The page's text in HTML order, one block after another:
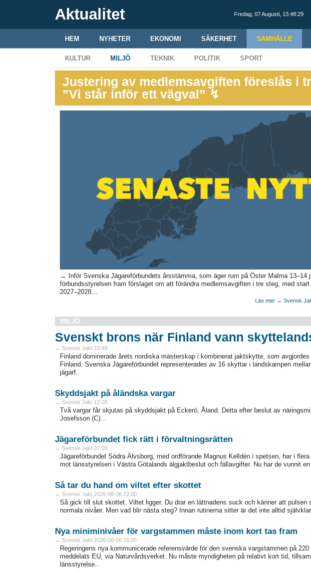
Aktualitet Fredag, 07 Augusti, 13:48:30
HEM NYHETER EKONOMI SÄKERHET SAMHÄLLE
KULTUR MILJÖ TEKNIK POLITIK SPORT
Justering av medlemsavgiften föreslås i
”Vi står inför ett vägval” ↯
→ Inför Svenska Jägareförbundets årsstämma, som äger rum på Öster Malma 13–14
förbundsstyrelsen fram förslaget om att förändra medlemsavgiften i tre steg, med start
2027–2028...
Läs mer → Svensk
MILJÖ
Svenskt brons när Finland vann
→ Svensk Jakt 10:48
Finland dominerade årets nordiska mästerskap i kombinerat jaktskytte, som
Finland. Svenska Jägareförbundet representerades av 16 skyttar i landskampen
jägarf..
Skyddsjakt på åländska vargar
→ Svensk Jakt 10:28
Två vargar får skjutas på skyddsjakt på Eckerö, Åland. Detta efter beslut av
Josefsson (C)...
Jägareförbundet fick rätt i förvaltningsrätten
→ Svensk Jakt 07:00
Jägareförbundet Södra Älvsborg, med ordförande Magnus Kelldén i spetsen, har i
mot länsstyrelsen i Västra Götalands älgjaktbeslut och fällavgifter. Nu har de vunnit en
Så tar du hand om viltet efter skottet
→ Svensk Jakt 2026-08-06 22:00
Så gick till slut skottet. Viltet ligger. Du drar en lättnadens suck och känner att pulsen
normala nivåer. Men vad blir ­nästa steg? Innan rutinerna sitter är det inte alltid
Nya miniminivåer för vargstammen måste inom kort tas fram
→ Svensk Jakt 2026-08-06 15:05
Regeringens nya kommunicerade referensvärde för den svenska vargstammen på 220
meddelats EU, via Naturvårdsverket. Nu måste myndigheten på relativt kort tid,
länsstyrelse..